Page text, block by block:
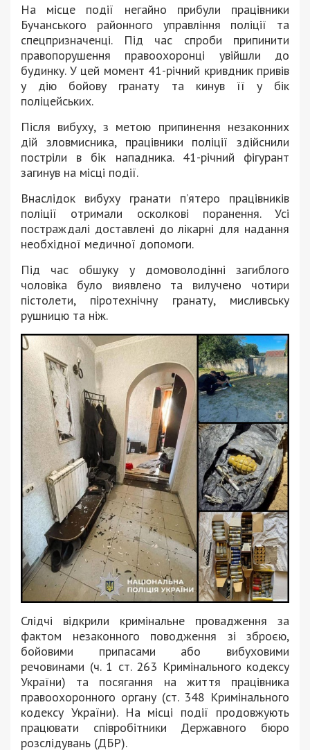
На місце події негайно прибули працівники
Бучанського районного управління поліції та
спецпризначенці. Під час спроби припинити
правопорушення правоохоронці увійшли до
будинку. У цей момент 41-річний кривдник привів
у дію бойову гранату та кинув її у бік
поліцейських.
Після вибуху, з метою припинення незаконних
дій зловмисника, працівники поліції здійснили
постріли в бік нападника. 41-річний фігурант
загинув на місці події.
Внаслідок вибуху гранати п’ятеро працівників
поліції отримали осколкові поранення. Усі
постраждалі доставлені до лікарні для надання
необхідної медичної допомоги.
Під час обшуку у домоволодінні загиблого
чоловіка було виявлено та вилучено чотири
пістолети, піротехнічну гранату, мисливську
рушницю та ніж.
Слідчі відкрили кримінальне провадження за
фактом незаконного поводження зі зброєю,
бойовими припасами або вибуховими
речовинами (ч. 1 ст. 263 Кримінального кодексу
України) та посягання на життя працівника
правоохоронного органу (ст. 348 Кримінального
кодексу України). На місці події продовжують
працювати співробітники Державного бюро
розслідувань (ДБР).